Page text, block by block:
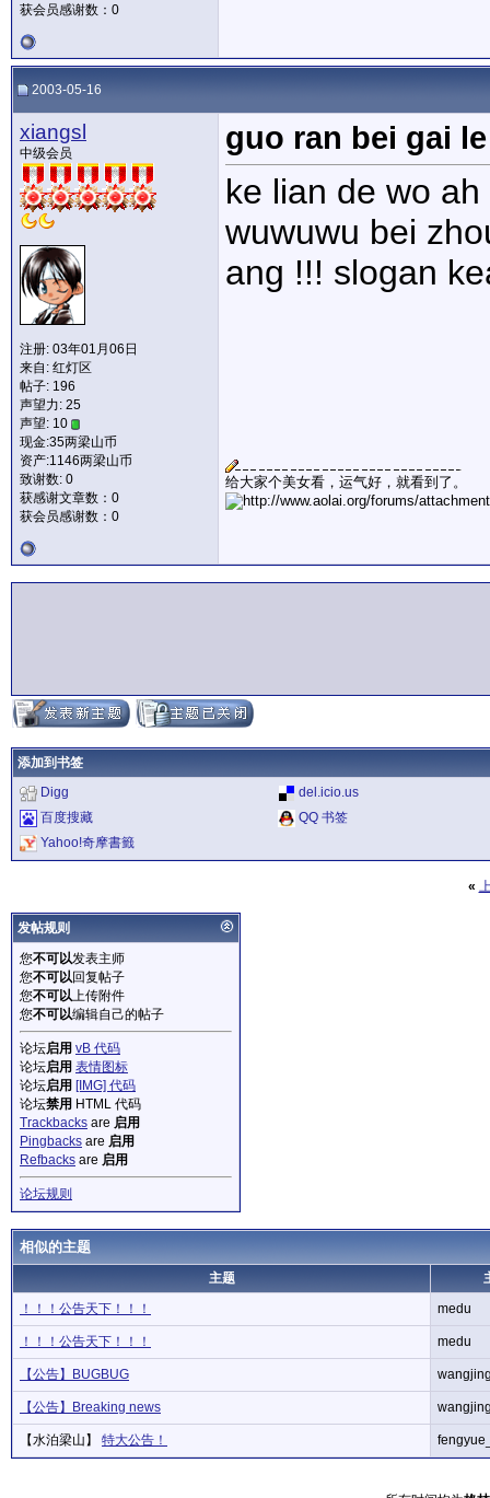
获会员感谢数：0
2003-05-16
xiangsl
中级会员
注册: 03年01月06日
来自: 红灯区
帖子: 196
声望力: 25
声望: 10
现金:35两梁山币
资产:1146两梁山币
致谢数: 0
获感谢文章数：0
获会员感谢数：0
guo ran bei gai
ke lian de wo
wuwuwu bei
ang !!! slogan
给大家个美女看，运气好，就看到了。
添加到书签
Digg
del.icio.us
百度搜藏
QQ 书签
Yahoo!奇摩書籤
«
发帖规则
您不可以发表主师
您不可以回复帖子
您不可以上传附件
您不可以编辑自己的帖子
论坛启用 vB 代码
论坛启用 表情图标
论坛启用 [IMG] 代码
论坛禁用 HTML 代码
Trackbacks are 启用
Pingbacks are 启用
Refbacks are 启用
论坛规则
相似的主题
主题
！！！公告天下！！！
medu
！！！公告天下！！！ medu
【公告】BUGBUG
【公告】Breaking news
【水泊梁山】 特大公告！